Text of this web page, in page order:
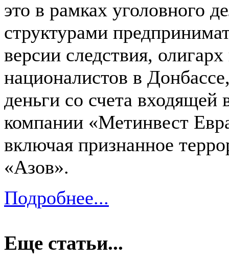
это в рамках уголовного
структурами
версии следствия,
националистов в
деньги со счета
компании «Метинвест
включая признанное
«Азов».
Подробнее...
Еще статьи...